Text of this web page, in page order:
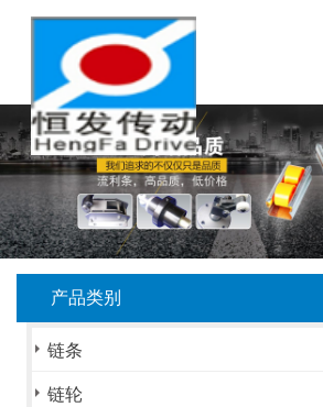
产品类别
链条
链轮